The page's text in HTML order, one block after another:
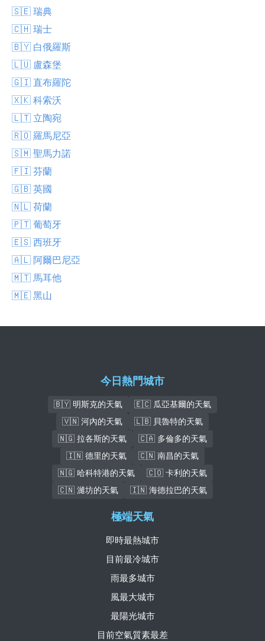
🇸🇪 瑞典
🇨🇭 瑞士
🇧🇾 白俄羅斯
🇱🇺 盧森堡
🇬🇮 直布羅陀
🇽🇰 科索沃
🇱🇹 立陶宛
🇷🇴 羅馬尼亞
🇸🇲 聖馬力諾
🇫🇮 芬蘭
🇬🇧 英國
🇳🇱 荷蘭
🇵🇹 葡萄牙
🇪🇸 西班牙
🇦🇱 阿爾巴尼亞
🇲🇹 馬耳他
🇲🇪 黑山
今日熱門城市
🇧🇾 明斯克的天氣
🇪🇨 瓜亞基爾的天氣
🇻🇳 河內的天氣
🇱🇧 貝魯特的天氣
🇳🇬 拉各斯的天氣
🇨🇦 多倫多的天氣
🇮🇳 德里的天氣
🇨🇳 南昌的天氣
🇳🇬 哈科特港的天氣
🇨🇴 卡利的天氣
🇨🇳 濰坊的天氣
🇮🇳 海德拉巴的天氣
極端天氣
即時最熱城市
目前最冷城市
雨最多城市
風最大城市
最陽光城市
目前空氣質素最差